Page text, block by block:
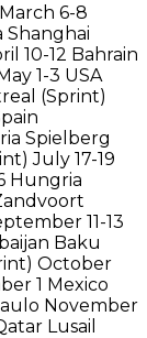
6-8
Shanghai
10-12 Bahrain
1-3 USA
(Sprint)
Spielberg
July 17-19
Hungria
11-13
Baku
October
1 Mexico
November
Lusail